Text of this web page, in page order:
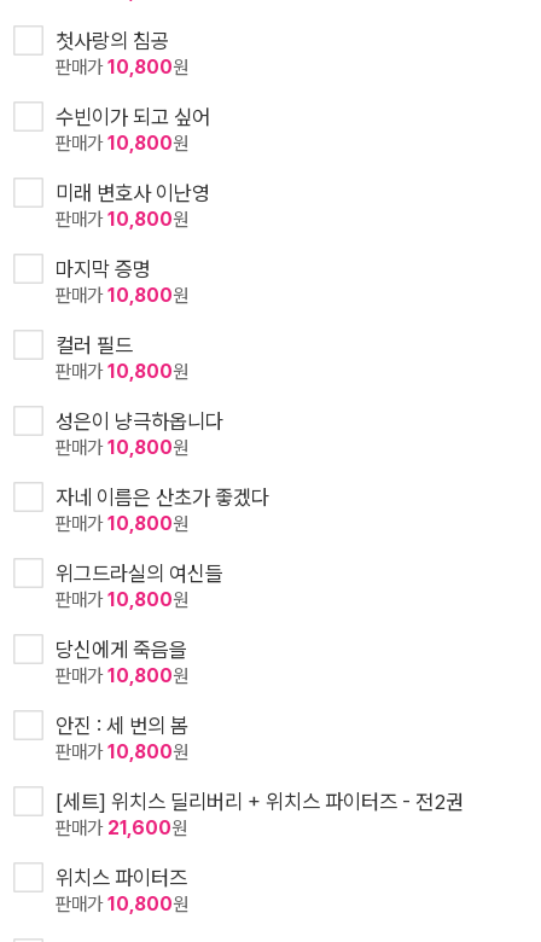
첫사랑의 침공
판매가10,800원
수빈이가 되고 싶어
판매가10,800원
미래 변호사 이난영
판매가10,800원
마지막 증명
판매가10,800원
컬러 필드
판매가10,800원
성은이 냥극하옵니다
판매가10,800원
자네 이름은 산초가 좋겠다
판매가10,800원
위그드라실의 여신들
판매가10,800원
당신에게 죽음을
판매가10,800원
안진 : 세 번의 봄
판매가10,800원
[세트] 위치스 딜리버리 + 위치스 파이터즈 - 전2권
판매가 21,600원
위치스 파이터즈
판매가10,800원